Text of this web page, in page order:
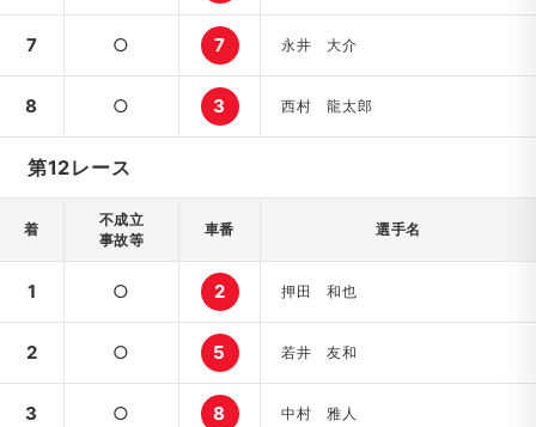
7 ○ 7 永井 大介
8 ○ 3 西村 龍太郎
第12レース
着
不成立
事故等
車番 選手名
1 ○ 2 押田 和也
2 ○ 5 若井 友和
3 ○ 8 中村 雅人